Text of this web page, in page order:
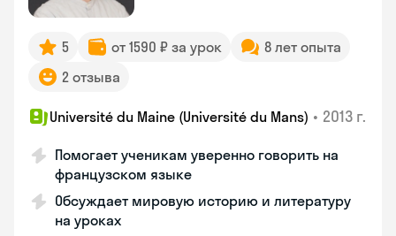
5 от 1590 ₽ за урок
8 лет опыта
2 отзыва
Université du Maine (Université du Mans) • 2013 г.
Помогает ученикам уверенно говорить на
французском языке
Обсуждает мировую историю и литературу
на уроках